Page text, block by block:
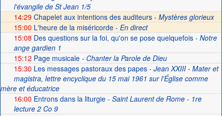
l'évangile de St Jean 1/5
14:29 Chapelet aux intentions des auditeurs - Mystères glorieux
15:00 L'heure de la miséricorde - En direct
15:08 Des questions sur la foi, qu'on se pose quelquefois - Notre
ange gardien 1
15:12 Page musicale - Chanter la Parole de Dieu
15:30 Les messages pastoraux des papes - Jean XXIII - Mater et
magistra, lettre encyclique du 15 mai 1961 sur l'Église comme
mère et éducatrice
16:00 Entrons dans la liturgie - Saint Laurent de Rome - 1re
lecture 2 Co 9